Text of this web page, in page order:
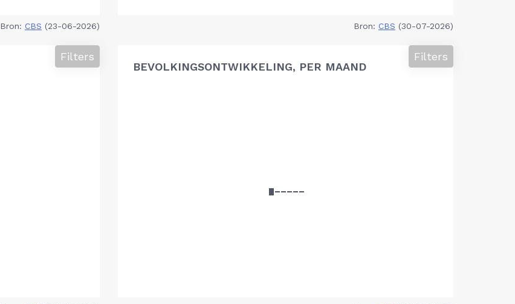
Bron: CBS (23-06-2026) Bron: CBS (30-07-2026)
Filters
BEVOLKINGSONTWIKKELING, PER MAAND
Filters